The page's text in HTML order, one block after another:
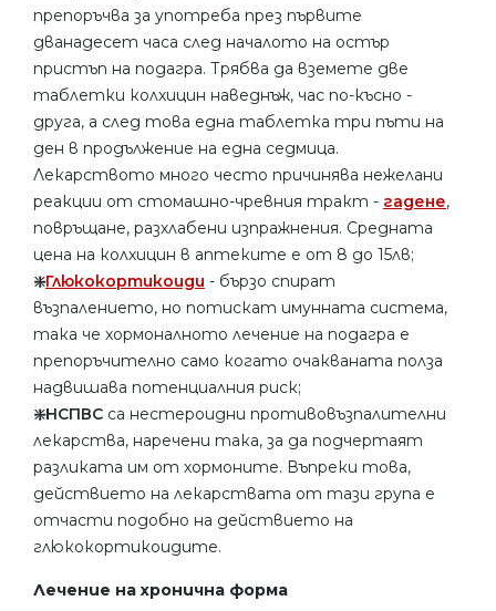
препоръчва за употреба през първите
дванадесет часа след началото на остър
пристъп на подагра. Трябва да вземете две
таблетки колхицин наведнъж, час по-късно -
друга, а след това една таблетка три пъти на
ден в продължение на една седмица.
Лекарството много често причинява нежелани
реакции от стомашно-чревния тракт - гадене,
повръщане, разхлабени изпражнения. Средната
цена на колхицин в аптеките е от 8 до 15лв;
❇️Глюкокортикоиди - бързо спират
възпалението, но потискат имунната система,
така че хормоналното лечение на подагра е
препоръчително само когато очакваната полза
надвишава потенциалния риск;
❇️НСПВС са нестероидни противовъзпалителни
лекарства, наречени така, за да подчертаят
разликата им от хормоните. Въпреки това,
действието на лекарствата от тази група е
отчасти подобно на действието на
глюкокортикоидите.
Лечение на хронична форма